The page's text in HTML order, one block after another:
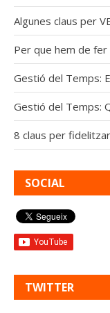
Algunes claus per
Per que hem de
Gestió del Temps:
Gestió del Temps:
8 claus per
SOCIAL
TWITTER